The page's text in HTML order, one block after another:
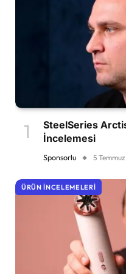
SteelSeries
İncelemesi
Sponsorlu 5
ÜRÜN İNCELEMELERI